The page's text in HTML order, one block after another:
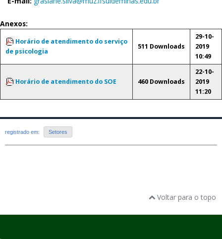
Anexos:
Horário de atendimento do serviço
de psicologia
511 Downloads
29-10-
2019
10:49
Horário de atendimento do SOE 460 Downloads
22-10-
2019
11:20
registrado em: Setores
Voltar para o topo